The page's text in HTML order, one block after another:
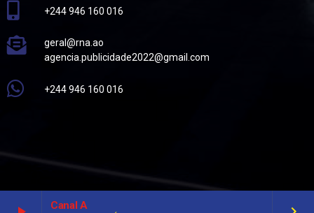
+244 946 160 016
geral@rna.ao
agencia.publicidade2022@gmail.com
+244 946 160 016
Canal A